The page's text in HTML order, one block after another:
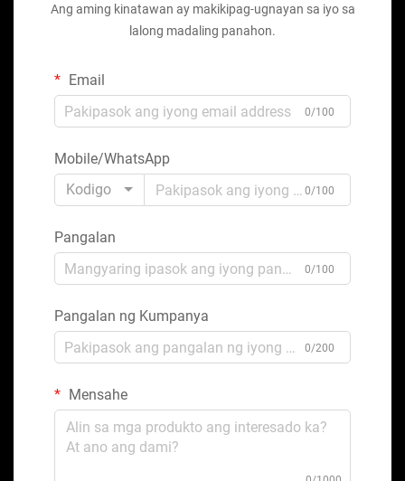
Ang aming kinatawan ay makikipag-ugnayan sa iyo sa
lalong madaling panahon.
Email
0/100
Mobile/WhatsApp
Kodigo
0/100
Pangalan
0/100
Pangalan ng Kumpanya
0/200
Mensahe